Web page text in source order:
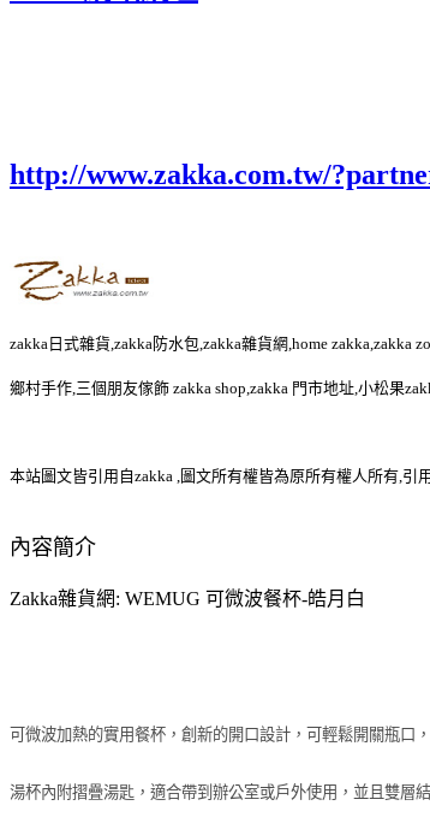
http://www.zakka.com.tw/
zakka日式雜貨,zakka防水包,zakka雜貨網,home zakka,zakka
鄉村手作,三個朋友傢飾 zakka shop,zakka 門市地址,小松果
本站圖文皆引用自zakka ,圖文所有權皆為原所有權人所有,引
內容簡介
Zakka雜貨網: WEMUG 可微波餐杯-皓月白
可微波加熱的實用餐杯，創新的開口設計，可輕鬆開關瓶口
湯杯內附摺疊湯匙，適合帶到辦公室或戶外使用，並且雙層